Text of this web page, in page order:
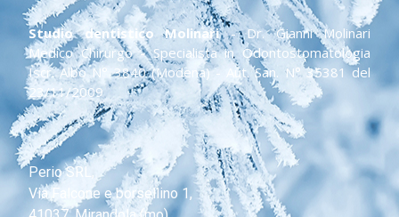
Studio dentistico Molinari- Dr. Gianni Molinari
Medico Chirurgo - Specialista in Odontostomatologia
Iscr. Albo N° 3840 (Modena) - Aut. San. N° 35381 del
23/11/2009
Perio SRL,
Via Falcone e borsellino 1,